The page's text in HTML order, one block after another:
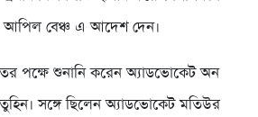
আপিল বেঞ্চ এ আদেশ দেন।
পক্ষে শুনানি করেন অ্যাডভোকেট অন
সঙ্গে ছিলেন অ্যাডভোকেট মতিউর